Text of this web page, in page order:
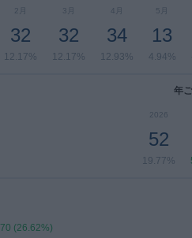
2月
32
12.17%
3月
32
12.17%
4月
34
12.93%
5月
13
4.94%
年
2026
52
19.77%
70 (26.62%)